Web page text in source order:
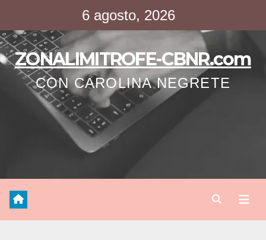
contenido
6 agosto, 2026
ZONALIMITROFE-CBNR.com
CON CAROLINA NEGRETE